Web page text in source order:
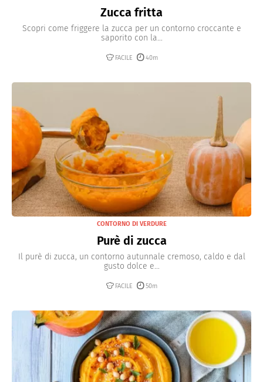
Zucca fritta
Scopri come friggere la zucca per un contorno croccante e
saporito con la...
FACILE 40m
CONTORNO DI VERDURE
Purè di zucca
Il purè di zucca, un contorno autunnale cremoso, caldo e dal
gusto dolce e...
FACILE 50m